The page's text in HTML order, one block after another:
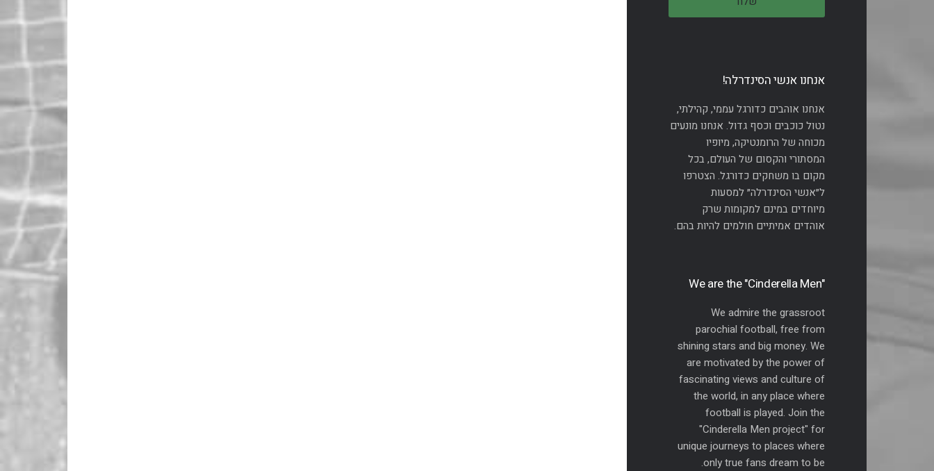
אנחנו אנשי הסינדרלה!
אנחנו אוהבים כדורגל עממי, קהילתי,
נטול כוכבים וכסף גדול. אנחנו מונעים
מכוחה של הרומנטיקה, מיופיו
המסתורי והקסום של העולם, בכל
מקום בו משחקים כדורגל. הצטרפו
ל״אנשי הסינדרלה״ למסעות
מיוחדים במינם למקומות שרק
אוהדים אמיתיים חולמים להיות בהם.
"We are the "Cinderella Men
We admire the grassroot
parochial football, free from
shining stars and big money. We
are motivated by the power of
fascinating views and culture of
the world, in any place where
football is played. Join the
"Cinderella Men project" for
unique journeys to places where
only true fans dream to be.